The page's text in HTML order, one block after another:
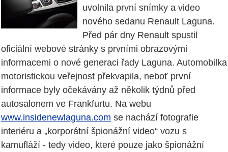
uvolnila první snímky a video
nového sedanu Renault Laguna.
Před pár dny Renault spustil
oficiální webové stránky s prvními obrazovými
informacemi o nové generaci řady Laguna. Automobilka
motoristickou veřejnost překvapila, neboť první
informace byly očekávány až několik týdnů před
autosalonem ve Frankfurtu. Na webu
www.insidenewlaguna.com se nachází fotografie
interiéru a „korporátní špionážní video“ vozu s
kamufláží - tedy video, které pouze jako špionážní